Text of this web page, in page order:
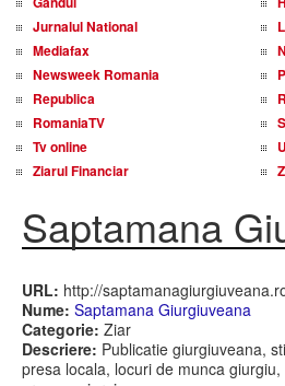
Jurnalul National
Mediafax
Newsweek Romania
Republica
RomaniaTV
Tv online
Ziarul Financiar
Saptamana
URL: http://
Nume: Saptamana Giurgiuveana
Categorie: Ziar
Descriere: Publicatie giurgiuveana,
presa locala, locuri de munca